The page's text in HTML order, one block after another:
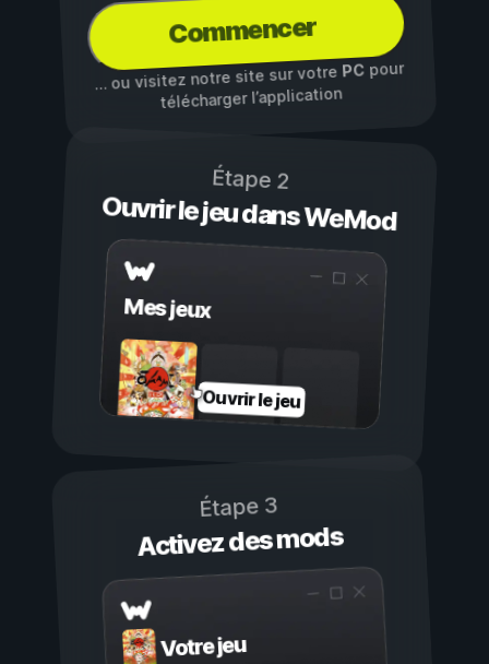
Commencer
… ou visitez notre site sur votre PCpour
télécharger l’application
Étape 2
Ouvrir le jeu dans WeMod
Mes jeux
Ouvrir le jeu
Étape 3
Activez des mods
Votre jeu